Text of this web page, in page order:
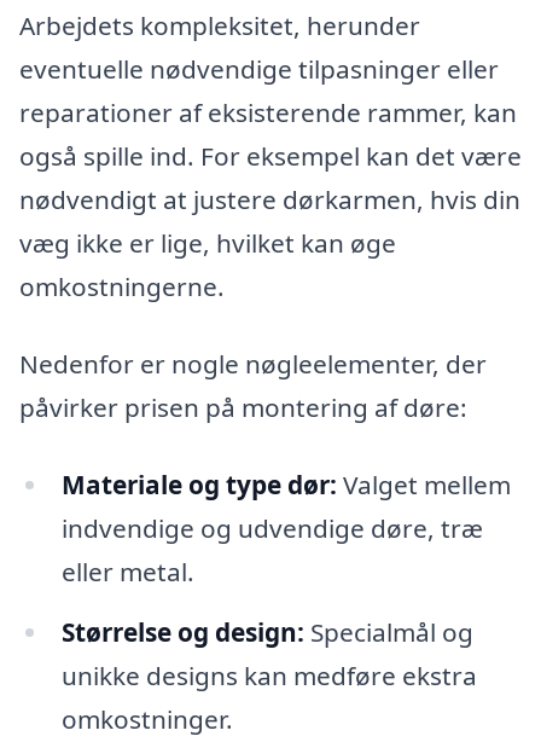
Arbejdets kompleksitet, herunder
eventuelle nødvendige tilpasninger eller
reparationer af eksisterende rammer, kan
også spille ind. For eksempel kan det være
nødvendigt at justere dørkarmen, hvis din
væg ikke er lige, hvilket kan øge
omkostningerne.
Nedenfor er nogle nøgleelementer, der
påvirker prisen på montering af døre:
Materiale og type dør: Valget mellem
indvendige og udvendige døre, træ
eller metal.
Størrelse og design: Specialmål og
unikke designs kan medføre ekstra
omkostninger.